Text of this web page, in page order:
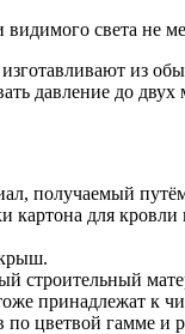
света не
из
давление до двух
получаемый
картона для
строительный
принадлежат к
цветвой гамме и